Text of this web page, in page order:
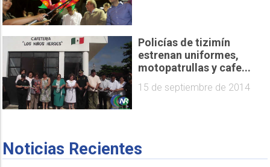
Policías de tizimín
estrenan uniformes,
motopatrullas y cafe...
15 de septiembre de 2014
Noticias Recientes